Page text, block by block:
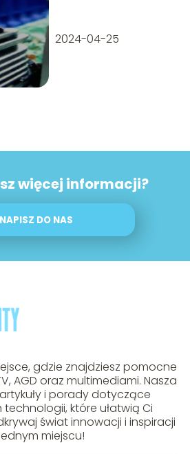
2024-04-25
więcej informacji?
NAPISZ DO NAS
gdzie znajdziesz pomocne
AGD oraz multimediami. Nasza
i porady dotyczące
które ułatwią Ci
świat innowacji i inspiracji
miejscu!